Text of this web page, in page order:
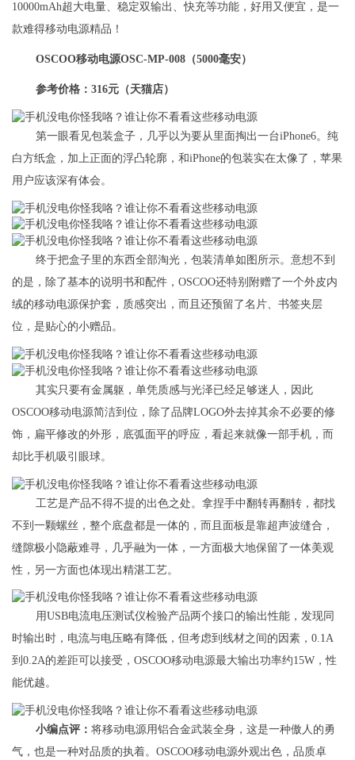
10000mAh超大电量、稳定双输出、快充等功能，好用又便宜，是一
款难得移动电源精品！
OSCOO移动电源OSC-MP-008（5000毫安）
参考价格：316元（天猫店）
第一眼看见包装盒子，几乎以为要从里面掏出一台iPhone6。纯
白方纸盒，加上正面的浮凸轮廓，和iPhone的包装实在太像了，苹果
用户应该深有体会。
终于把盒子里的东西全部淘光，包装清单如图所示。意想不到
的是，除了基本的说明书和配件，OSCOO还特别附赠了一个外皮内
绒的移动电源保护套，质感突出，而且还预留了名片、书签夹层
位，是贴心的小赠品。
其实只要有金属躯，单凭质感与光泽已经足够迷人，因此
OSCOO移动电源简洁到位，除了品牌LOGO外去掉其余不必要的修
饰，扁平修改的外形，底弧面平的呼应，看起来就像一部手机，而
却比手机吸引眼球。
工艺是产品不得不提的出色之处。拿捏手中翻转再翻转，都找
不到一颗螺丝，整个底盘都是一体的，而且面板是靠超声波缝合，
缝隙极小隐蔽难寻，几乎融为一体，一方面极大地保留了一体美观
性，另一方面也体现出精湛工艺。
用USB电流电压测试仪检验产品两个接口的输出性能，发现同
时输出时，电流与电压略有降低，但考虑到线材之间的因素，0.1A
到0.2A的差距可以接受，OSCOO移动电源最大输出功率约15W，性
能优越。
小编点评： 将移动电源用铝合金武装全身，这是一种傲人的勇
气，也是一种对品质的执着。OSCOO移动电源外观出色，品质卓